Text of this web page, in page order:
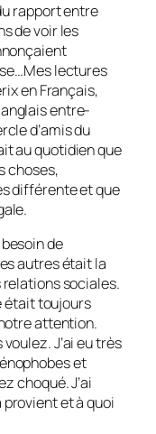
rapport entre
de voir les
lectures
en Français,
entre-
d’amis du
au quotidien que
choses,
différente et que
de
autres était la
sociales.
était toujours
attention.
J’ai eu très
et
choqué. J’ai
et à quoi